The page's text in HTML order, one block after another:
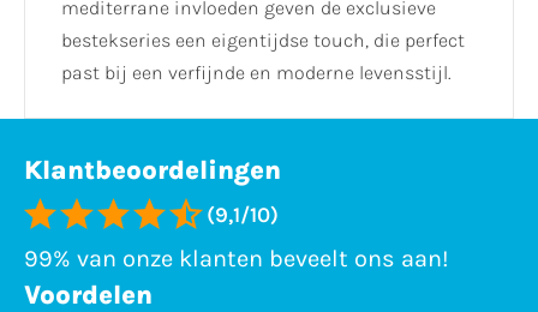
mediterrane invloeden geven de exclusieve
bestekseries een eigentijdse touch, die perfect
past bij een verfijnde en moderne levensstijl.
Klantbeoordelingen
(9,1/10)
99% van onze klanten beveelt ons aan!
Voordelen